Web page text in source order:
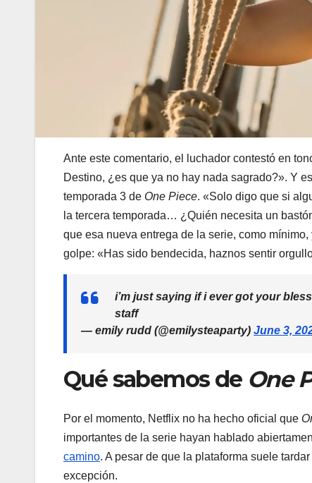
Ante este comentario, el luchador contestó en
Destino, ¿es que ya no hay nada sagrado?». Y
temporada 3 de One Piece. «Solo digo que si
la tercera temporada… ¿Quién necesita un
que esa nueva entrega de la serie, como mínimo,
golpe: «Has sido bendecida, haznos sentir
i’m just saying if i ever got your
staff
— emily rudd (@emilysteaparty) June 3,
Qué sabemos de One
Por el momento, Netflix no ha hecho oficial que
importantes de la serie hayan hablado
camino. A pesar de que la plataforma suele
excepción.